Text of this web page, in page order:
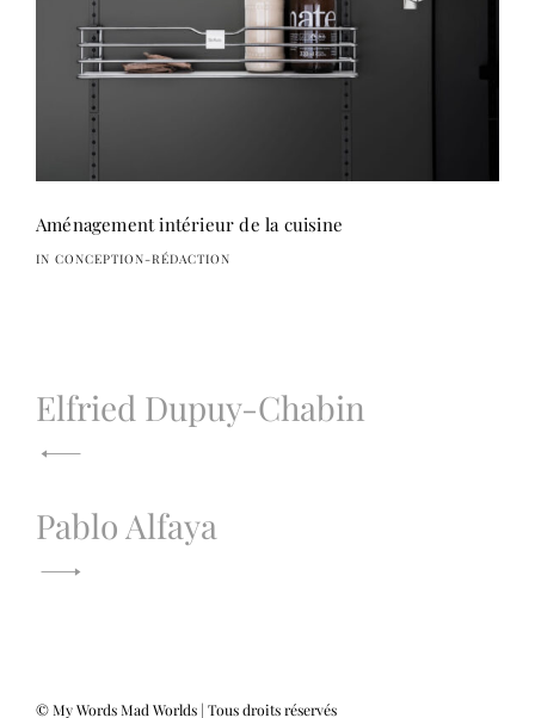
Aménagement intérieur de la cuisine
IN CONCEPTION-RÉDACTION
Elfried Dupuy-Chabin
Pablo Alfaya
© My Words Mad Worlds | Tous droits réservés